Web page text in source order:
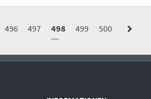
496 497 498 499 500